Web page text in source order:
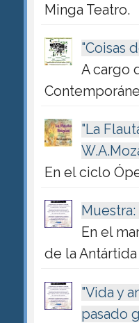
Minga Teatro.
"Coisas
A cargo
"La
En el ciclo
En el
de la Antártida
"Vida y
pasado